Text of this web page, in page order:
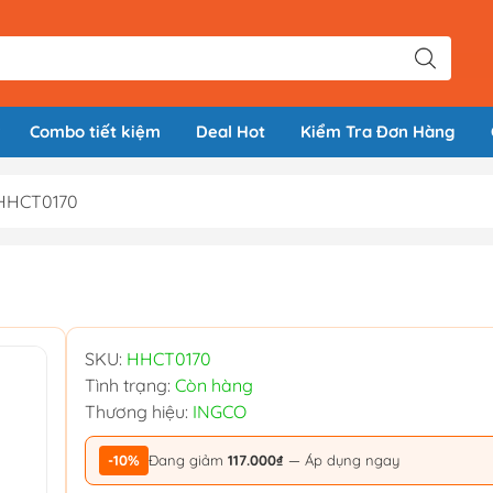
Combo tiết kiệm Deal Hot Kiểm Tra Đơn Hàng
SKU: HHCT0170
Tình trạng: Còn hàng
Thương hiệu: INGCO
-10% Đang giảm 117.000₫ — Áp dụng ngay